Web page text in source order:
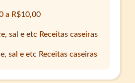
a R$10,00
sal e etc Receitas caseiras
sal e etc Receitas caseiras